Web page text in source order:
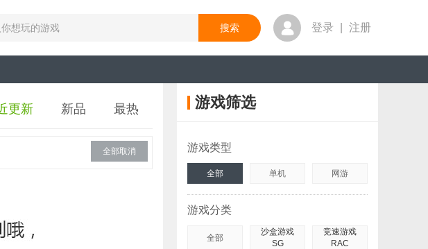
登录 注册
更新 新品 最热
全部取消
游戏筛选
游戏类型
全部 单机 网游
游戏分类
全部
沙盒游戏
SG
竞速游戏
RAC